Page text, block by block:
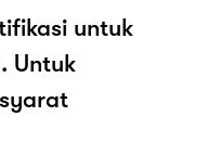
untuk
Untuk